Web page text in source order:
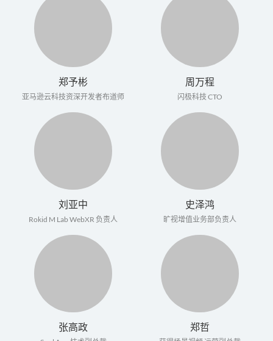
郑予彬
亚马逊云科技资深开发者布道师
周万程
闪极科技 CTO
刘亚中
Rokid M Lab WebXR 负责人
史泽鸿
旷视增值业务部负责人
张高政 郑哲